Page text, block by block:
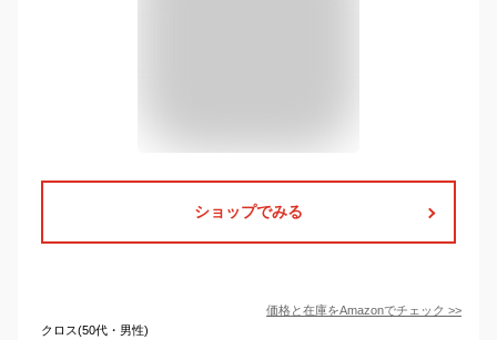
ショップでみる
価格と在庫をAmazonでチェック >>
クロス(50代・男性)